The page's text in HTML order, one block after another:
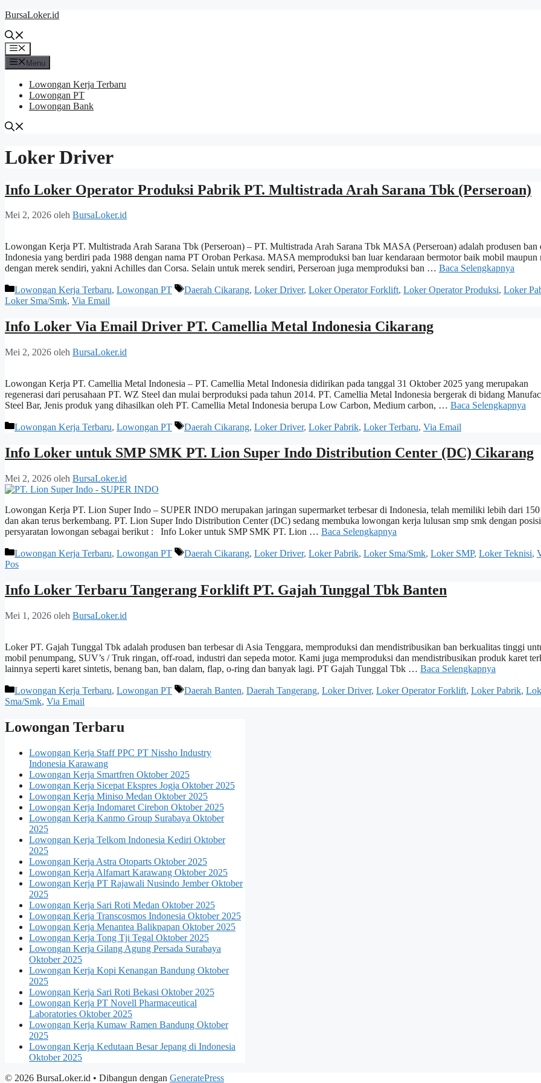
Langsung
isi
BursaLoker.id
Menu
Menu
Lowongan Kerja Terbaru
Lowongan PT
Lowongan Bank
Loker Driver
Info Loker Operator Produksi Pabrik PT. Multistrada Arah Sarana Tbk (Perseroan)
Mei 2, 2026 oleh BursaLoker.id
Lowongan Kerja PT. Multistrada Arah Sarana Tbk (Perseroan) – PT. Multistrada Arah Sarana Tbk MASA (Perseroan) adalah produsen ban
Indonesia yang berdiri pada 1988 dengan nama PT Oroban Perkasa. MASA memproduksi ban luar kendaraan bermotor baik mobil maupun
dengan merek sendiri, yakni Achilles dan Corsa. Selain untuk merek sendiri, Perseroan juga memproduksi ban … Baca Selengkapnya
Kategori
Lowongan Kerja Terbaru, Lowongan PT Tag
Daerah Cikarang, Loker Driver, Loker Operator Forklift, Loker Operator Produksi, Loker
Loker Sma/Smk, Via Email
Info Loker Via Email Driver PT. Camellia Metal Indonesia Cikarang
Mei 2, 2026 oleh BursaLoker.id
Lowongan Kerja PT. Camellia Metal Indonesia – PT. Camellia Metal Indonesia didirikan pada tanggal 31 Oktober 2025 yang merupakan
regenerasi dari perusahaan PT. WZ Steel dan mulai berproduksi pada tahun 2014. PT. Camellia Metal Indonesia bergerak di bidang
Steel Bar, Jenis produk yang dihasilkan oleh PT. Camellia Metal Indonesia berupa Low Carbon, Medium carbon, … Baca Selengkapnya
Kategori
Lowongan Kerja Terbaru, Lowongan PT Tag
Daerah Cikarang, Loker Driver, Loker Pabrik, Loker Terbaru, Via Email
Info Loker untuk SMP SMK PT. Lion Super Indo Distribution Center (DC) Cikarang
Mei 2, 2026 oleh BursaLoker.id
Lowongan Kerja PT. Lion Super Indo – SUPER INDO merupakan jaringan supermarket terbesar di Indonesia, telah memiliki lebih dari 150
dan akan terus berkembang. PT. Lion Super Indo Distribution Center (DC) sedang membuka lowongan kerja lulusan smp smk dengan
persyaratan lowongan sebagai berikut : Info Loker untuk SMP SMK PT. Lion … Baca Selengkapnya
Kategori
Lowongan Kerja Terbaru, Lowongan PT Tag
Daerah Cikarang, Loker Driver, Loker Pabrik, Loker Sma/Smk, Loker SMP, Loker Teknisi,
Pos
Info Loker Terbaru Tangerang Forklift PT. Gajah Tunggal Tbk Banten
Mei 1, 2026 oleh BursaLoker.id
Loker PT. Gajah Tunggal Tbk adalah produsen ban terbesar di Asia Tenggara, memproduksi dan mendistribusikan ban berkualitas tinggi
mobil penumpang, SUV’s / Truk ringan, off-road, industri dan sepeda motor. Kami juga memproduksi dan mendistribusikan produk karet
lainnya seperti karet sintetis, benang ban, ban dalam, flap, o-ring dan banyak lagi. PT Gajah Tunggal Tbk … Baca Selengkapnya
Kategori
Lowongan Kerja Terbaru, Lowongan PT Tag
Daerah Banten, Daerah Tangerang, Loker Driver, Loker Operator Forklift, Loker Pabrik,
Sma/Smk, Via Email
Lowongan Terbaru
Lowongan Kerja Staff PPC PT Nissho Industry
Indonesia Karawang
Lowongan Kerja Smartfren Oktober 2025
Lowongan Kerja Sicepat Ekspres Jogja Oktober 2025
Lowongan Kerja Miniso Medan Oktober 2025
Lowongan Kerja Indomaret Cirebon Oktober 2025
Lowongan Kerja Kanmo Group Surabaya Oktober
2025
Lowongan Kerja Telkom Indonesia Kediri Oktober
2025
Lowongan Kerja Astra Otoparts Oktober 2025
Lowongan Kerja Alfamart Karawang Oktober 2025
Lowongan Kerja PT Rajawali Nusindo Jember Oktober
2025
Lowongan Kerja Sari Roti Medan Oktober 2025
Lowongan Kerja Transcosmos Indonesia Oktober 2025
Lowongan Kerja Menantea Balikpapan Oktober 2025
Lowongan Kerja Tong Tji Tegal Oktober 2025
Lowongan Kerja Gilang Agung Persada Surabaya
Oktober 2025
Lowongan Kerja Kopi Kenangan Bandung Oktober
2025
Lowongan Kerja Sari Roti Bekasi Oktober 2025
Lowongan Kerja PT Novell Pharmaceutical
Laboratories Oktober 2025
Lowongan Kerja Kumaw Ramen Bandung Oktober
2025
Lowongan Kerja Kedutaan Besar Jepang di Indonesia
Oktober 2025
© 2026 BursaLoker.id • Dibangun dengan GeneratePress